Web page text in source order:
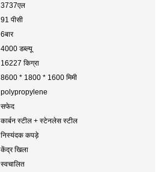
3737एल
91 पीसी
6बार
4000 डब्ल्यू
16227 किग्रा
8600 * 1800 * 1600 मिमी
polypropylene
सफेद
कार्बन स्टील + स्टेनलेस स्टील
निस्यंदक कपड़े
केंद्र खिला
स्वचालित